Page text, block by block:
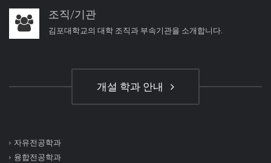
조직/기관
김포대학교의 대학 조직과 부속기관을 소개합니다.
개설 학과 안내
자유전공학과
융합전공학과